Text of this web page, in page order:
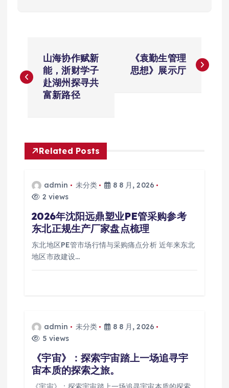
章
山海协作赋新
能，浙财学子
赴湖州探寻共
富新路径
《袁勤生管理
思想》展示厅
Related Posts
admin 未分类
8 8 月, 2026
2 views
2026年沈阳远鼎塑业PE管采购参考
东北正规生产厂家盘点梳理
东北地区PE管市场行情与采购痛点分析 近年来东北
地区市政建设…
admin 未分类
8 8 月, 2026
5 views
《宇宙》：探索宇宙踏上一场追寻宇
宙本质的探索之旅。